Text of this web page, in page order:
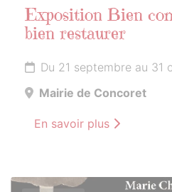
Exposition Bien
bien restaurer
Du 21 septembre au 31
Mairie de Concoret
En savoir plus